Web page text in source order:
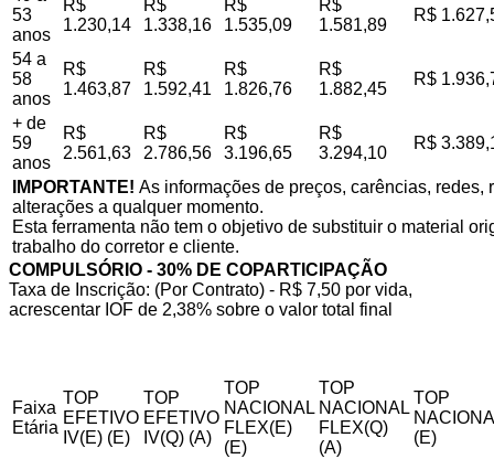
53
anos
R$
1.230,14
R$
1.338,16
R$
1.535,09
R$
1.581,89
R$
54 a
58
anos
R$
1.463,87
R$
1.592,41
R$
1.826,76
R$
1.882,45
R$
+ de
59
anos
R$
2.561,63
R$
2.786,56
R$
3.196,65
R$
3.294,10
R$
IMPORTANTE! As informações de preços, carências,
alterações a qualquer momento.
Esta ferramenta não tem o objetivo de substituir o material
trabalho do corretor e cliente.
COMPULSÓRIO - 30% DE COPARTICIPAÇÃO
Taxa de Inscrição: (Por Contrato) - R$ 7,50 por vida,
acrescentar IOF de 2,38% sobre o valor total final
Faixa
Etária
TOP
EFETIVO
IV(E) (E)
TOP
EFETIVO
IV(Q) (A)
TOP
NACIONAL
FLEX(E)
(E)
TOP
NACIONAL
FLEX(Q)
(A)
TOP
(E)